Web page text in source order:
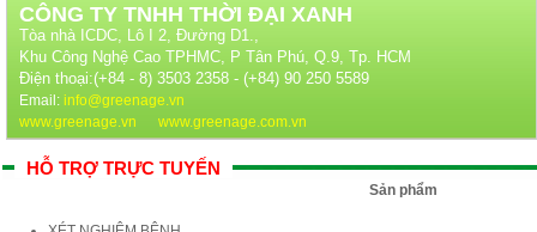
CÔNG TY TNHH THỜI ĐẠI XANH
Tòa nhà ICDC, Lô I 2, Đường D1.,
Khu Công Nghệ Cao TPHMC, P Tân Phú, Q.9, Tp. HCM
Điện thoại:(+84 - 8) 3503 2358 - (+84) 90 250 5589
Email: info@greenage.vn
www.greenage.vn
www.greenage.com.vn
HỖ TRỢ TRỰC TUYẾN
Sản phẩm